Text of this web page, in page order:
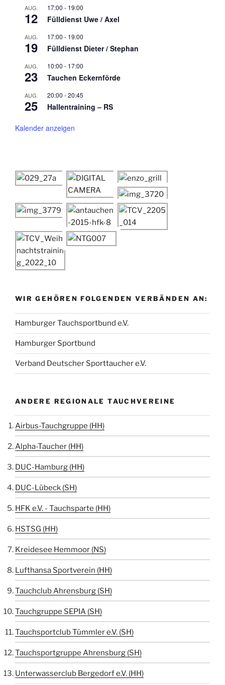
AUG.
12
17:00 - 19:00
Fülldienst Uwe / Axel
AUG.
19
17:00 - 19:00
Fülldienst Dieter / Stephan
AUG.
23
10:00 - 17:00
Tauchen Eckernförde
AUG.
25
20:00 -20:45
Hallentraining – RS
Kalender anzeigen
WIR GEHÖREN FOLGENDEN VERBÄNDEN AN:
Hamburger Tauchsportbund e.V.
Hamburger Sportbund
Verband Deutscher Sporttaucher e.V.
ANDERE REGIONALE TAUCHVEREINE
Airbus-Tauchgruppe (HH)
Alpha-Taucher (HH)
DUC-Hamburg (HH)
DUC-Lübeck (SH)
HFK e.V. - Tauchsparte (HH)
HSTSG (HH)
Kreidesee Hemmoor (NS)
Lufthansa Sportverein (HH)
Tauchclub Ahrensburg (SH)
Tauchgruppe SEPIA (SH)
Tauchsportclub Tümmler e.V. (SH)
Tauchsportgruppe Ahrensburg (SH)
Unterwasserclub Bergedorf e.V. (HH)